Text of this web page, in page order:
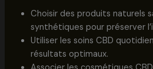
Choisir des produits naturels
synthétiques pour préserver
Utiliser les soins CBD
résultats optimaux.